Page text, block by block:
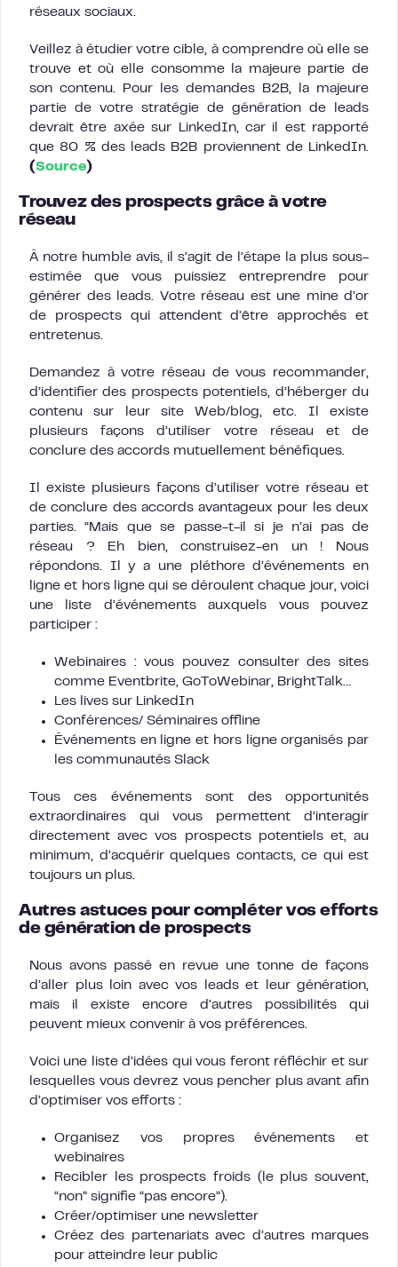
réseaux sociaux.
Veillez à étudier votre cible, à comprendre où elle se
trouve et où elle consomme la majeure partie de
son contenu. Pour les demandes B2B, la majeure
partie de votre stratégie de génération de leads
devrait être axée sur LinkedIn, car il est rapporté
que 80 % des leads B2B proviennent de LinkedIn.
(Source)
Trouvez des prospects grâce à votre
réseau
À notre humble avis, il s’agit de l’étape la plus sous-
estimée que vous puissiez entreprendre pour
générer des leads. Votre réseau est une mine d’or
de prospects qui attendent d’être approchés et
entretenus.
Demandez à votre réseau de vous recommander,
d’identifier des prospects potentiels, d’héberger du
contenu sur leur site Web/blog, etc. Il existe
plusieurs façons d’utiliser votre réseau et de
conclure des accords mutuellement bénéfiques.
Il existe plusieurs façons d’utiliser votre réseau et
de conclure des accords avantageux pour les deux
parties. “Mais que se passe-t-il si je n’ai pas de
réseau ? Eh bien, construisez-en un ! Nous
répondons. Il y a une pléthore d’événements en
ligne et hors ligne qui se déroulent chaque jour, voici
une liste d’événements auxquels vous pouvez
participer :
Webinaires : vous pouvez consulter des sites
comme Eventbrite, GoToWebinar, BrightTalk…
Les lives sur LinkedIn
Conférences/ Séminaires offline
Événements en ligne et hors ligne organisés par
les communautés Slack
Tous ces événements sont des opportunités
extraordinaires qui vous permettent d’interagir
directement avec vos prospects potentiels et, au
minimum, d’acquérir quelques contacts, ce qui est
toujours un plus.
Autres astuces pour compléter vos efforts
de génération de prospects
Nous avons passé en revue une tonne de façons
d’aller plus loin avec vos leads et leur génération,
mais il existe encore d’autres possibilités qui
peuvent mieux convenir à vos préférences.
Voici une liste d’idées qui vous feront réfléchir et sur
lesquelles vous devrez vous pencher plus avant afin
d’optimiser vos efforts :
Organisez vos propres événements et
webinaires
Recibler les prospects froids (le plus souvent,
“non” signifie “pas encore”).
Créer/optimiser une newsletter
Créez des partenariats avec d’autres marques
pour atteindre leur public